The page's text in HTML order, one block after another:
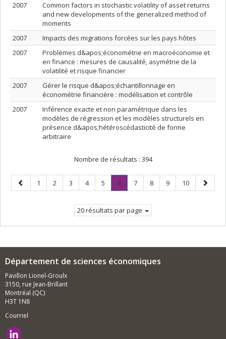
2007
Common factors in stochastic volatility of asset returns
and new developments of the generalized method of
moments
2007
Impacts des migrations forcées sur les pays hôtes
2007
Problèmes d&apos;économétrie en macroéconomie et
en finance : mesures de causalité, asymétrie de la
volatilité et risque financier
2007
Gérer le risque d&apos;échantillonnage en
économétrie financière : modélisation et contrôle
2007
Inférence exacte et non paramétrique dans les
modèles de régression et les modèles structurels en
présence d&apos;hétéroscédasticité de forme
arbitraire
Nombre de résultats : 394
Page
précédente
Page
1 Page
2 Page
3 Page
4 Page
5 Page
6.
Page
Page
7 Page
8 Page
9 Page
10
Page
20 résultats par page
Département de sciences économiques
Pavillon Lionel-Groulx
3150, rue Jean-Brillant
Montréal (QC)
H3T 1N8
Courriel